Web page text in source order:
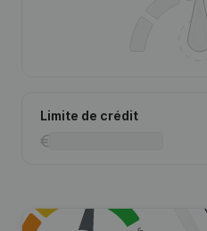
Limite de crédit